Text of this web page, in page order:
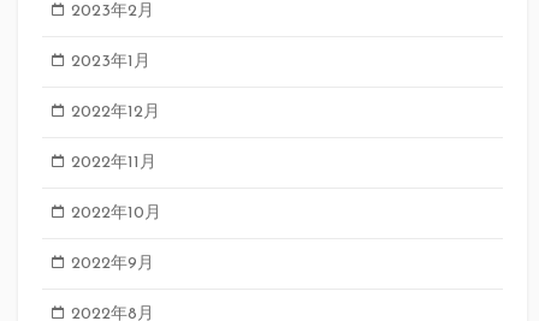
2023年2月
2023年1月
2022年12月
2022年11月
2022年10月
2022年9月
2022年8月